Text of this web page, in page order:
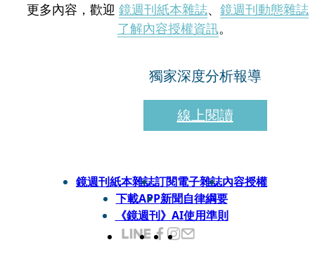
更多內容，歡迎 鏡週刊紙本雜誌、 鏡週刊動態雜誌
了解內容授權資訊。
獨家深度分析報導
線上閱讀
鏡週刊紙本雜誌訂閱電子雜誌內容授權
下載APP新聞自律綱要
《鏡週刊》AI使用準則